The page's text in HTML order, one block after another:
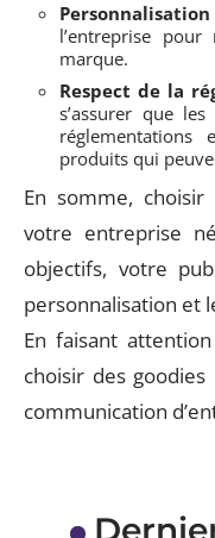
Personnalisation
l’entreprise
marque.
Respect de la
s’assurer que
produits qui
En somme,
votre entreprise
objectifs, votre
personnalisation et
En faisant
choisir des
communication